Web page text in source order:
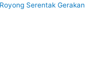
Serentak Gerakan